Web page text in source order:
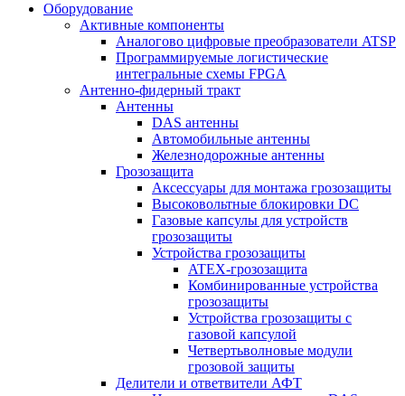
Оборудование
Активные компоненты
Аналогово цифровые преобразователи ATSP
Программируемые логистические
интегральные схемы FPGA
Антенно-фидерный тракт
Антенны
DAS антенны
Автомобильные антенны
Железнодорожные антенны
Грозозащита
Аксессуары для монтажа грозозащиты
Высоковольтные блокировки DC
Газовые капсулы для устройств
грозозащиты
Устройства грозозащиты
ATEX-грозозащита
Комбинированные устройства
грозозащиты
Устройства грозозащиты с
газовой капсулой
Четвертьволновые модули
грозовой защиты
Делители и ответвители АФТ